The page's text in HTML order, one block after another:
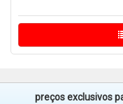
preços exclusivos